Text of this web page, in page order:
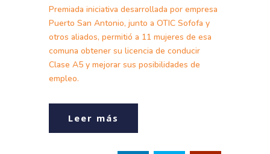
Premiada iniciativa desarrollada por empresa
Puerto San Antonio, junto a OTIC Sofofa y
otros aliados, permitió a 11 mujeres de esa
comuna obtener su licencia de conducir
Clase A5 y mejorar sus posibilidades de
empleo.
Leer más